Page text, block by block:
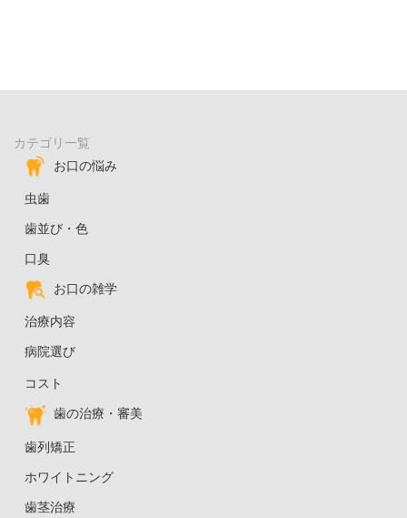
カテゴリ一覧
お口の悩み
虫歯
歯並び・色
口臭
お口の雑学
治療内容
病院選び
コスト
歯の治療・審美
歯列矯正
ホワイトニング
歯茎治療